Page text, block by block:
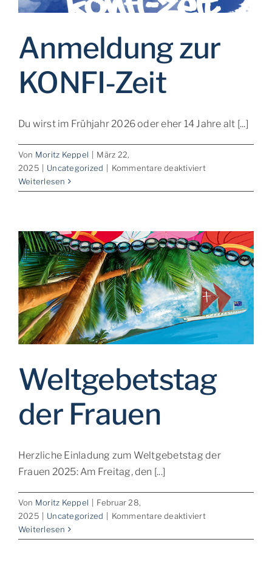
Anmeldung zur
KONFI-Zeit
Du wirst im Frühjahr 2026 oder eher 14 Jahre alt [...]
Von Moritz Keppel | März 22,
2025 | Uncategorized | Kommentare deaktiviertfür
zur
Weiterlesen
Weltgebetstag
der Frauen
Herzliche Einladung zum Weltgebetstag der
Frauen 2025: Am Freitag, den [...]
Von Moritz Keppel
Februar 28,
2025
Uncategorized Kommentare deaktiviertfür
der
Weiterlesen